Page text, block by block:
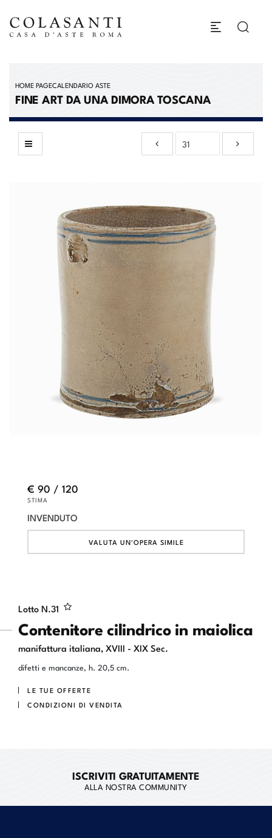
HOME PAGECALENDARIO ASTE
FINE ART DA UNA DIMORA TOSCANA
Lotto N.31
Contenitore cilindrico in maiolica
manifattura italiana, XVIII - XIX Sec.
difetti e mancanze, h. 20,5 cm.
LE TUE OFFERTE
CONDIZIONI DI VENDITA
€ 90 / 120
STIMA
INVENDUTO
VALUTA UN'OPERA SIMILE
ISCRIVITI GRATUITAMENTE
ALLA NOSTRA COMMUNITY